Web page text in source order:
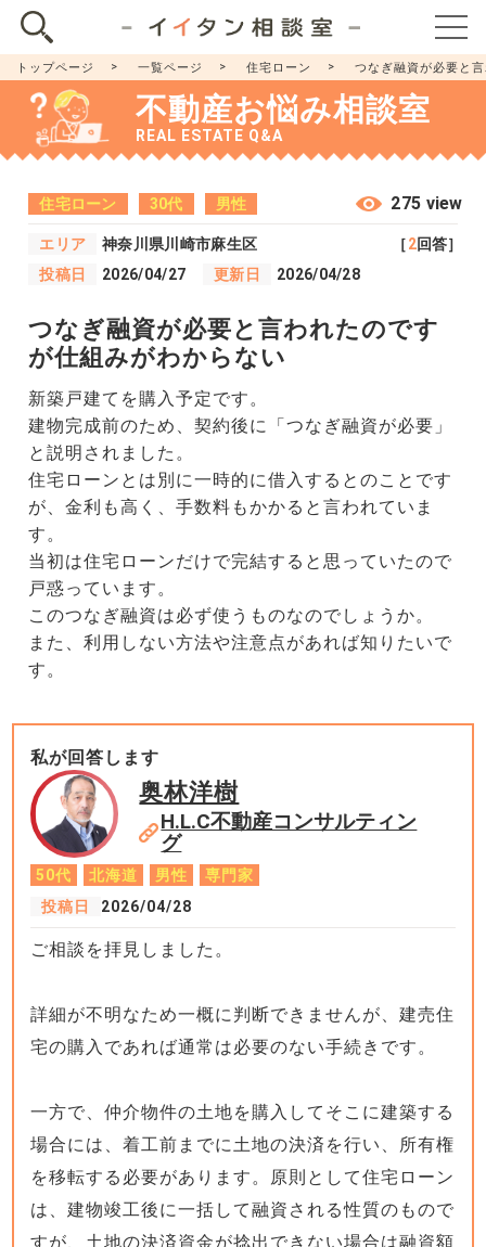
トップページ 一覧ページ 住宅ローン つなぎ融資が必要と
不動産お悩み相談室
REAL ESTATE Q&A
住宅ローン 30代 男性
エリア
神奈川県川崎市麻生区
投稿日
2026/04/27 更新日 2026/04/28
［2回答］
275 view
つなぎ融資が必要と言われたのです
が仕組みがわからない
新築戸建てを購入予定です。
建物完成前のため、契約後に「つなぎ融資が必要」
と説明されました。
住宅ローンとは別に一時的に借入するとのことです
が、金利も高く、手数料もかかると言われていま
す。
当初は住宅ローンだけで完結すると思っていたので
戸惑っています。
このつなぎ融資は必ず使うものなのでしょうか。
また、利用しない方法や注意点があれば知りたいで
す。
私が回答します
奥林洋樹
H.L.C不動産コンサルティン
グ
50代 北海道 男性
専門家
投稿日
2026/04/28
ご相談を拝見しました。
詳細が不明なため一概に判断できませんが、建売住
宅の購入であれば通常は必要のない手続きです。
一方で、仲介物件の土地を購入してそこに建築する
場合には、着工前までに土地の決済を行い、所有権
を移転する必要があります。原則として住宅ローン
は、建物竣工後に一括して融資される性質のもので
すが、土地の決済資金が捻出できない場合は融資額